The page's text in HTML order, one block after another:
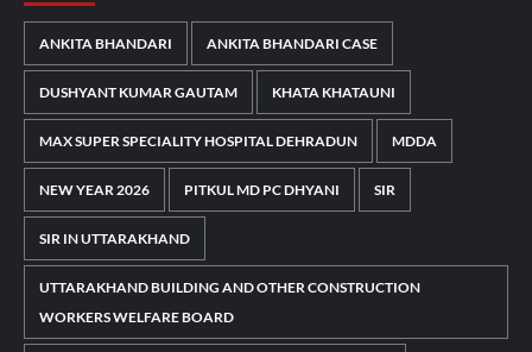
ANKITA BHANDARI ANKITA BHANDARI CASE
DUSHYANT KUMAR GAUTAM KHATA KHATAUNI
MAX SUPER SPECIALITY HOSPITAL DEHRADUN MDDA
NEW YEAR 2026 PITKUL MD PC DHYANI SIR
SIR IN UTTARAKHAND
UTTARAKHAND BUILDING AND OTHER CONSTRUCTION
WORKERS WELFARE BOARD